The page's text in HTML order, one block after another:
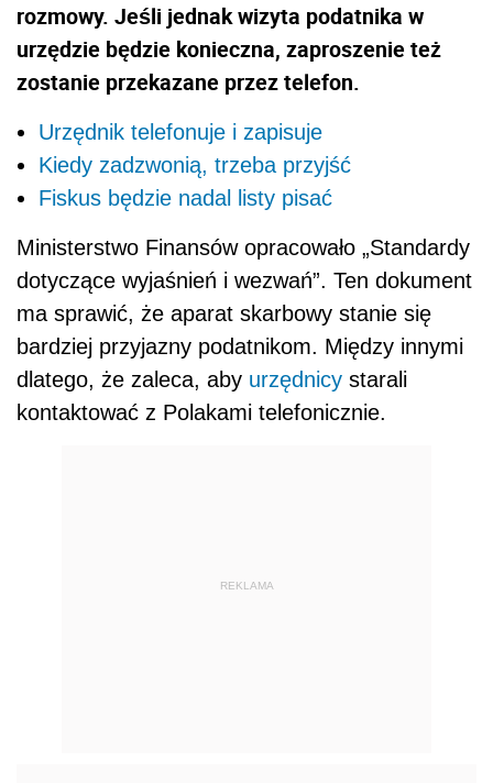
rozmowy. Jeśli jednak wizyta podatnika w
urzędzie będzie konieczna, zaproszenie też
zostanie przekazane przez telefon.
Urzędnik telefonuje i zapisuje
Kiedy zadzwonią, trzeba przyjść
Fiskus będzie nadal listy pisać
Ministerstwo Finansów opracowało „Standardy
dotyczące wyjaśnień i wezwań”. Ten dokument
ma sprawić, że aparat skarbowy stanie się
bardziej przyjazny podatnikom. Między innymi
dlatego, że zaleca, aby urzędnicy starali
kontaktować z Polakami telefonicznie.
REKLAMA